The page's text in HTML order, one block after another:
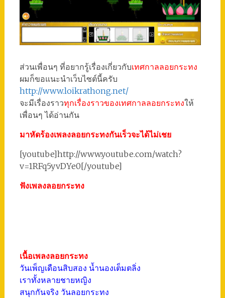
ส่วนเพื่อนๆ ที่อยากรู้เรื่องเกี่ยวกับเทศกาลลอยกระทง
ผมก็ขอแนะนำเว็บไซต์นี้ครับ
http://www.loikrathong.net/
จะมีเรื่องราวทุกเรื่องราวของเทศกาลลอยกระทงให้
เพื่อนๆ ได้อ่านกัน
มาหัดร้องเพลงลอยกระทงกันเร็วจะได้ไม่เชย
[youtube]http://www.youtube.com/watch?
v=1RFq5yvDYe0[/youtube]
ฟังเพลงลอยกระทง
เนื้อเพลงลอยกระทง
วันเพ็ญเดือนสิบสอง น้ำนองเต็มตลิ่ง
เราทั้งหลายชายหญิง
สนุกกันจริง วันลอยกระทง